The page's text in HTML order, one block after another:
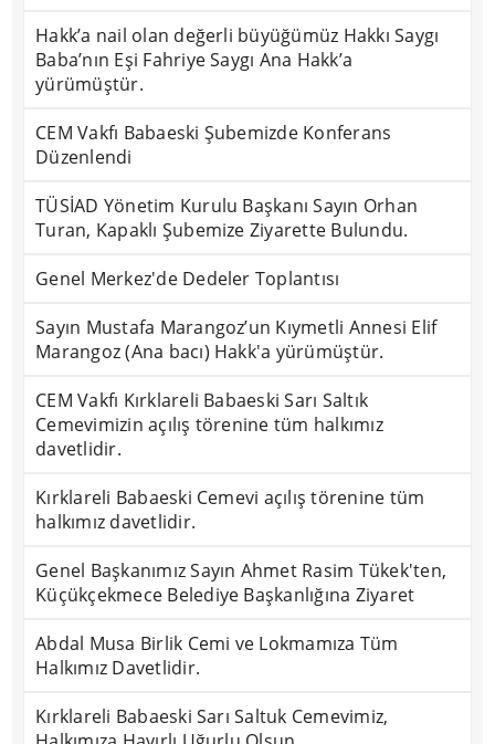
Hakk’a nail olan değerli büyüğümüz Hakkı Saygı
Baba’nın Eşi Fahriye Saygı Ana Hakk’a
yürümüştür.
CEM Vakfı Babaeski Şubemizde Konferans
Düzenlendi
TÜSİAD Yönetim Kurulu Başkanı Sayın Orhan
Turan, Kapaklı Şubemize Ziyarette Bulundu.
Genel Merkez'de Dedeler Toplantısı
Sayın Mustafa Marangoz’un Kıymetli Annesi Elif
Marangoz (Ana bacı) Hakk'a yürümüştür.
CEM Vakfı Kırklareli Babaeski Sarı Saltık
Cemevimizin açılış törenine tüm halkımız
davetlidir.
Kırklareli Babaeski Cemevi açılış törenine tüm
halkımız davetlidir.
Genel Başkanımız Sayın Ahmet Rasim Tükek'ten,
Küçükçekmece Belediye Başkanlığına Ziyaret
Abdal Musa Birlik Cemi ve Lokmamıza Tüm
Halkımız Davetlidir.
Kırklareli Babaeski Sarı Saltuk Cemevimiz,